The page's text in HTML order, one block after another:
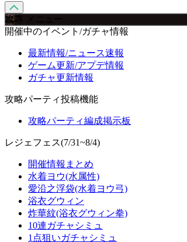
攻略 メニュー
開催中のイベント/ガチャ情報
最新情報/ニュース速報
ゲーム更新/アプデ情報
ガチャ更新情報
攻略パーティ投稿機能
攻略パーティ編成掲示板
レジェフェス(7/31~8/4)
開催情報まとめ
水着ヨウ(水属性)
愛沿之浮袋(水着ヨウ弓)
浴衣グウィン
炸華紋(浴衣グウィン拳)
10連ガチャシミュ
1点狙いガチャシミュ